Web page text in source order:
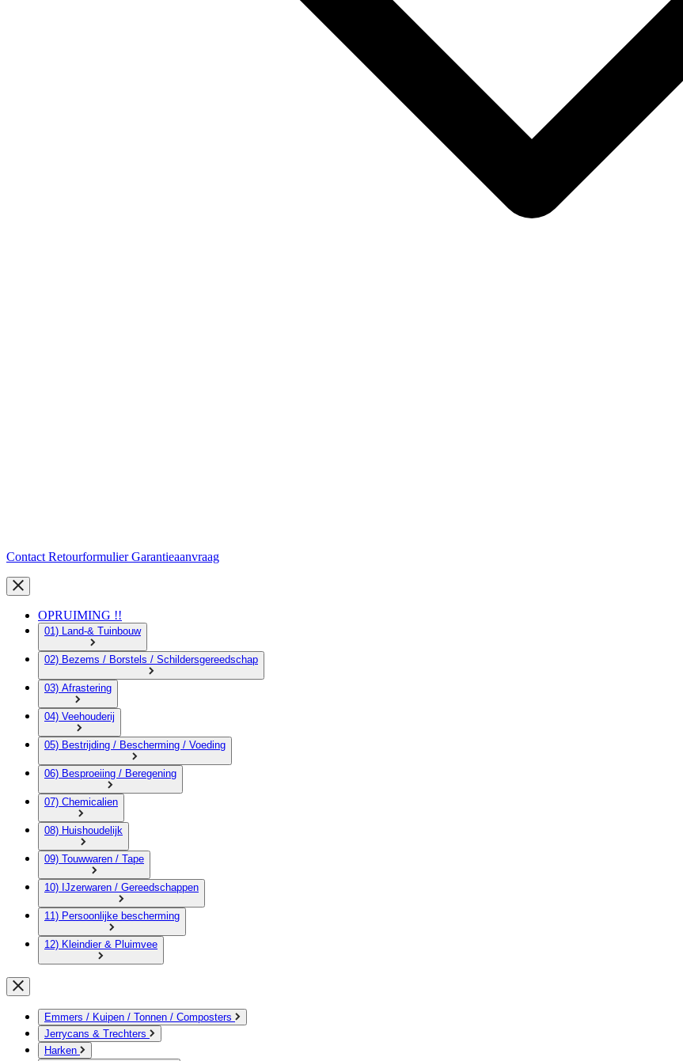
Contact RetourformulierGarantieaanvraag
OPRUIMING !!
01) Land-& Tuinbouw
02) Bezems / Borstels / Schildersgereedschap
03) Afrastering
04) Veehouderij
05) Bestrijding / Bescherming / Voeding
06) Besproeiing / Beregening
07) Chemicalien
08) Huishoudelijk
09) Touwwaren / Tape
10) IJzerwaren / Gereedschappen
11) Persoonlijke bescherming
12) Kleindier & Pluimvee
Emmers / Kuipen / Tonnen / Composters
Jerrycans & Trechters
Harken